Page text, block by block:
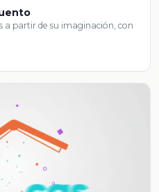
a partir de su imaginación, con